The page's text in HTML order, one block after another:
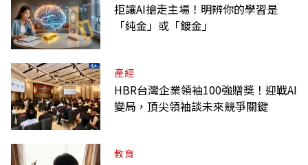
拒讓AI搶走主場！明辨你的學習是
「純金」或「鍍金」
產經
HBR台灣企業領袖100強贈獎！迎戰AI
變局，頂尖領袖談未來競爭關鍵
教育